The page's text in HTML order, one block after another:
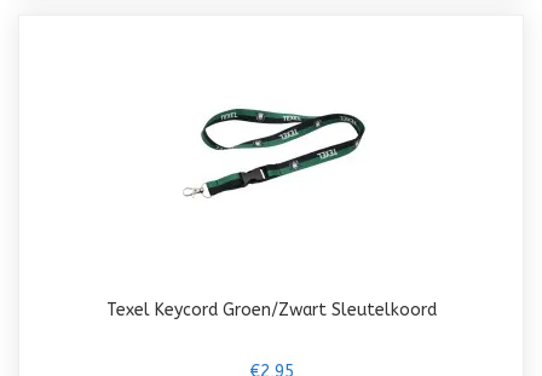
Texel Keycord Groen/Zwart Sleutelkoord
€2,95